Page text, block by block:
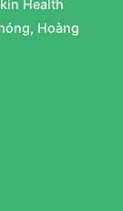
Health
Hoàng